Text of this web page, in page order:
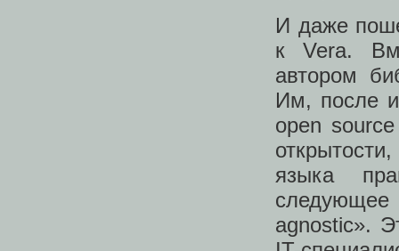
И даже
к Vera.
автором
Им, после
open
языка
следующее
agnostic».